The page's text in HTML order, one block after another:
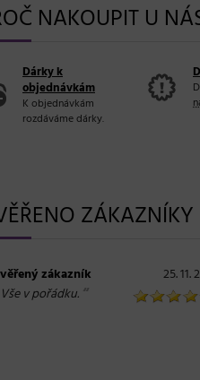
NAKOUPIT U
Dárky k
objednávkám
K objednávkám
rozdáváme dárky.
ZÁKAZNÍKY
zákazník 25. 11.
Vše v pořádku. “